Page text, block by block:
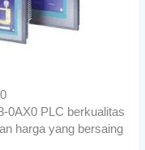
0AX0 PLC berkualitas
harga yang bersaing